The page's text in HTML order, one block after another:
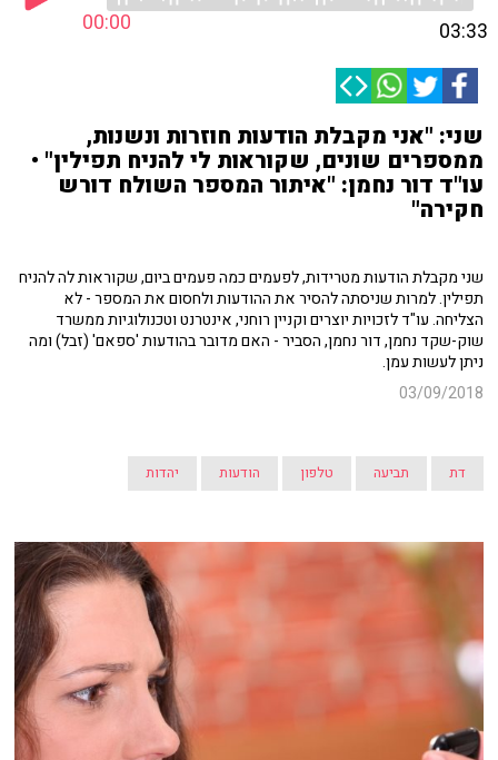
00:00 03:33
שני: "אני מקבלת הודעות חוזרות ונשנות,
ממספרים שונים, שקוראות לי להניח תפילין" •
עו"ד דור נחמן: "איתור המספר השולח דורש
חקירה"
שני מקבלת הודעות מטרידות, לפעמים כמה פעמים ביום, שקוראות לה להניח
תפילין. למרות שניסתה להסיר את ההודעות ולחסום את המספר - לא
הצליחה. עו"ד לזכויות יוצרים וקניין רוחני, אינטרנט וטכנולוגיות ממשרד
שוק-שקד נחמן, דור נחמן, הסביר - האם מדובר בהודעות 'ספאם' (זבל) ומה
ניתן לעשות עמן.
03/09/2018
דת תביעה טלפון הודעות יהדות